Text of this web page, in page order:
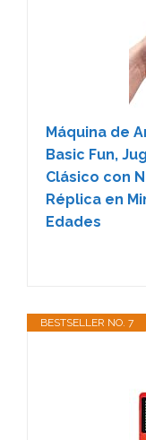
Máquina de
Basic Fun,
Clásico con
Réplica en
Edades
BESTSELLER NO. 7